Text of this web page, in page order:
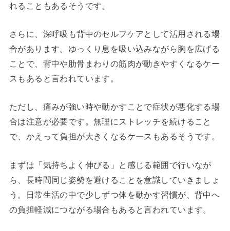
れることもあるそうです。
さらに、深呼吸も背中のセルフケアとして活用される場
合があります。ゆっくり息を吸い込みながら胸を広げる
ことで、背中や肋骨まわりの筋肉が動きやすくなるケー
スもあると言われています。
ただし、痛みが強い時や動かすことで症状が悪化する場
合は注意が必要です。無理にストレッチを続けること
で、かえって負担が大きくなるケースもあるそうです。
まずは「気持ちよく伸びる」と感じる範囲で行いなが
ら、長時間同じ姿勢を避けることを意識していきましょ
う。日常生活の中で少しずつ体を動かす習慣が、背中へ
の負担軽減につながる場合もあると言われています。